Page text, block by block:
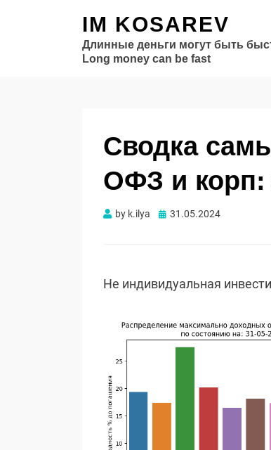
IM KOSAREV
Длинные деньги могут быть
Long money can be fast
Сводка
ОФЗ и корп:
by k.ilya Опубликовано
31.05.2024
Не индивидуальная